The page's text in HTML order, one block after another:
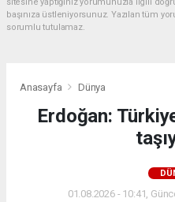
başınıza üstleniyorsunuz. Yazılan tüm
sorumlu tutulamaz.
Anasayfa Dünya
Erdoğan:
01.08.2026 - 10:41,